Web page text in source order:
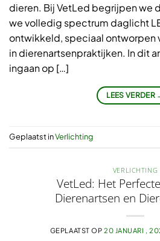
dieren. Bij VetLed begrijpen we
we volledig spectrum daglicht
ontwikkeld, speciaal ontworpen
in dierenartsenpraktijken. In dit
ingaan op […]
LEES VERDER
Geplaatst inVerlichting
VERLICHTING
VetLed: Het
Dierenartsen en
GEPLAATST OP 20 JANUARI ,